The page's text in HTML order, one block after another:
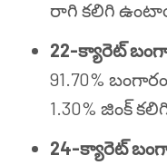
రాగి కలిగి
22-క్యారెట్
91.70%
1.30% జింక్
24-క్యారెట్